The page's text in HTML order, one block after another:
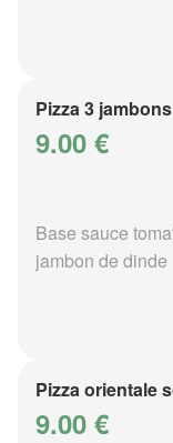
Pizza 3
9.00 €
Base sauce
jambon de dinde
Pizza orientale
9.00 €